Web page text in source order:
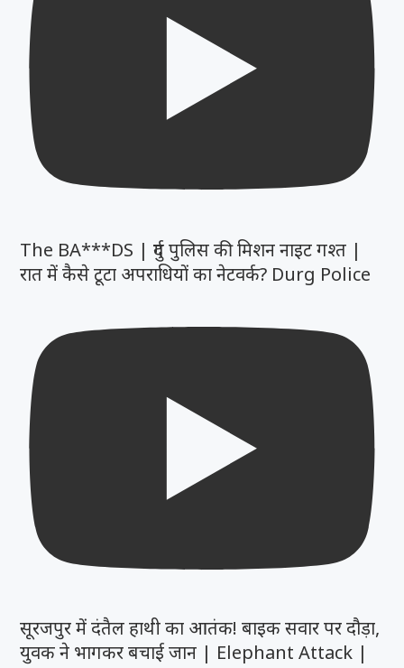
The BA***DS | दुर्ग पुलिस की मिशन नाइट गश्त |
रात में कैसे टूटा अपराधियों का नेटवर्क? Durg Police
सूरजपुर में दंतैल हाथी का आतंक! बाइक सवार पर दौड़ा,
युवक ने भागकर बचाई जान | Elephant Attack |